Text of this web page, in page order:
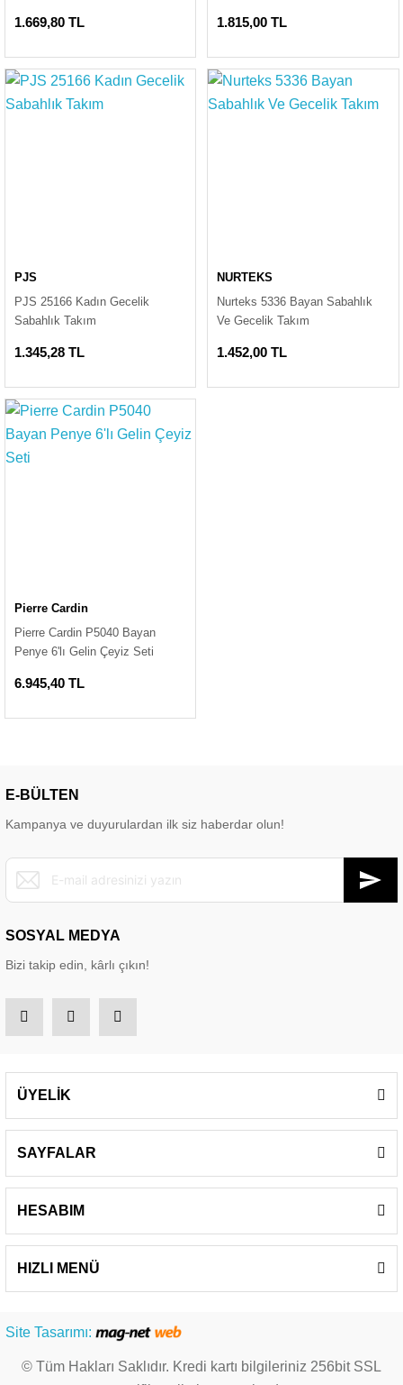
1.669,80 TL 1.815,00 TL
PJS
PJS 25166 Kadın Gecelik
Sabahlık Takım
1.345,28 TL
NURTEKS
Nurteks 5336 Bayan Sabahlık
Ve Gecelik Takım
1.452,00 TL
Pierre Cardin
Pierre Cardin P5040 Bayan
Penye 6'lı Gelin Çeyiz Seti
6.945,40 TL
E-BÜLTEN
Kampanya ve duyurulardan ilk siz haberdar olun!
SOSYAL MEDYA
Bizi takip edin, kârlı çıkın!
ÜYELİK
SAYFALAR
HESABIM
HIZLI MENÜ
© Tüm Hakları Saklıdır. Kredi kartı bilgileriniz 256bit SSL
Site Tasarımı: